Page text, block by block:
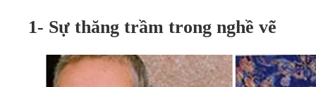
1- Sự thăng trầm trong nghề vẽ